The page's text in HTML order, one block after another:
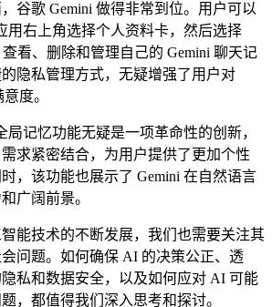
歌 Gemini 做得非常到位。用户可以
用右上角选择个人资料卡，然后选择
查看、删除和管理自己的 Gemini 聊天记
隐私管理方式，无疑增强了用户对
度。
记忆功能无疑是一项革命性的创新，
求紧密结合，为用户提供了更加个性
，该功能也展示了 Gemini 在自然语言
广阔前景。
技术的不断发展，我们也需要关注其
问题。如何确保 AI 的决策公正、透
私和数据安全，以及如何应对 AI 可能
，都值得我们深入思考和探讨。